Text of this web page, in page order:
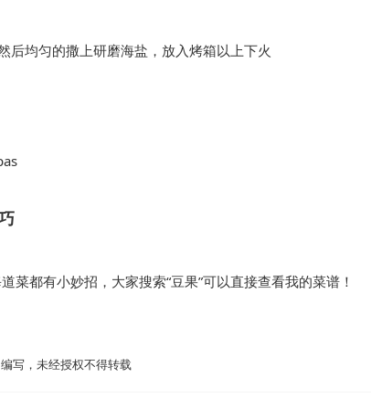
后均匀的撒上研磨海盐，放入烤箱以上下火
菜都有小妙招，大家搜索“豆果”可以直接查看我的菜谱！
编写，未经授权不得转载